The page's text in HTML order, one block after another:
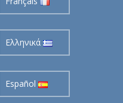
Ελληνικά
Español